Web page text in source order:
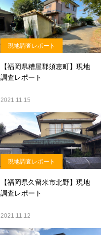
現地調査レポート
【福岡県糟屋郡須恵町】現地
調査レポート
2021.11.15
現地調査レポート
【福岡県久留米市北野】現地
調査レポート
2021.11.12